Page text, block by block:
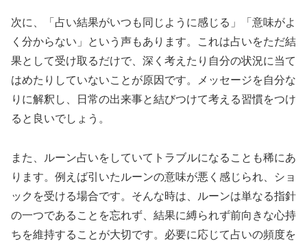
次に、「占い結果がいつも同じように感じる」「意味がよ
く分からない」という声もあります。これは占いをただ結
果として受け取るだけで、深く考えたり自分の状況に当て
はめたりしていないことが原因です。メッセージを自分な
りに解釈し、日常の出来事と結びつけて考える習慣をつけ
ると良いでしょう。
また、ルーン占いをしていてトラブルになることも稀にあ
ります。例えば引いたルーンの意味が悪く感じられ、ショ
ックを受ける場合です。そんな時は、ルーンは単なる指針
の一つであることを忘れず、結果に縛られず前向きな心持
ちを維持することが大切です。必要に応じて占いの頻度を